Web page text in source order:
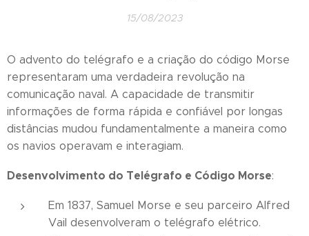
15/08/2023
O advento do telégrafo e a criação do código Morse
representaram uma verdadeira revolução na
comunicação naval. A capacidade de transmitir
informações de forma rápida e confiável por longas
distâncias mudou fundamentalmente a maneira como
os navios operavam e interagiam.
Desenvolvimento do Telégrafo e Código Morse:
Em 1837, Samuel Morse e seu parceiro Alfred
Vail desenvolveram o telégrafo elétrico.